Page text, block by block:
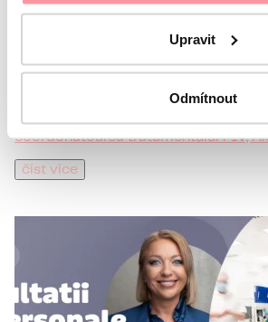
Upravit
Odmítnout
Uitați-vă la înregistrarea webinarului
întrebările dumneavoastră au
ginecolog cu experiență și specialist
infertilității, Dr. Marina Tomilova,
coordonatoarea tratamentului FIV,
číst více